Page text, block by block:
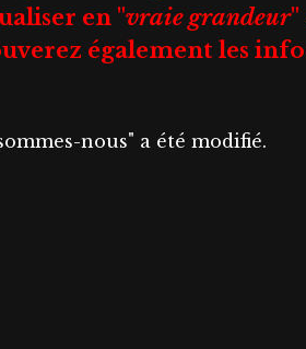
en "vraie grandeur"
également les
nous" a été modifié.